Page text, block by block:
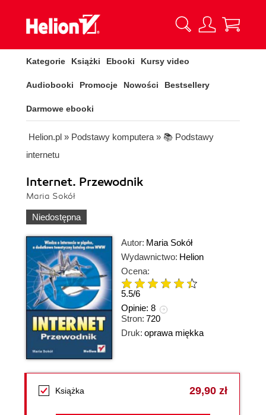
Kategorie Książki Ebooki Kursy video
Audiobooki Promocje Nowości Bestsellery
Darmowe ebooki
Helion.pl » Podstawy komputera » 📚 Podstawy
internetu
Internet. Przewodnik
Maria Sokół
Niedostępna
Autor: Maria Sokół
Wydawnictwo: Helion
Ocena:
5.5/6
Opinie: 8
Stron: 720
Druk: oprawa miękka
Książka 29,90 zł